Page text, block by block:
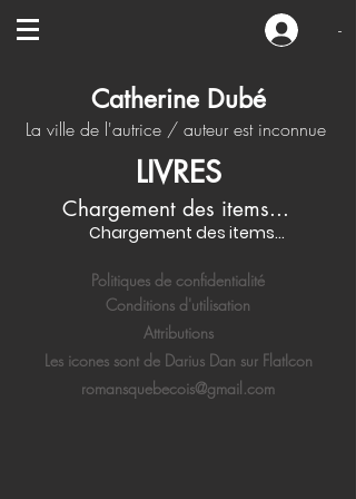
-
Catherine Dubé
La ville de l'autrice / auteur est inconnue
LIVRES
Chargement des items...
Chargement des items...
Politiques de confidentialité
Conditions d'utilisation
Attributions
Les icones sont de Darius Dan sur FlatIcon
romansquebecois@gmail.com